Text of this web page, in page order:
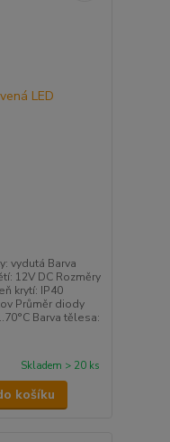
vydutá Barva
12V DC Rozměry
krytí: IP40
Průměr diody
Barva tělesa:
Skladem > 20 ks
košíku